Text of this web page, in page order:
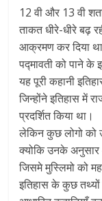
12 वी और 13 वी
ताकत धीरे-धीरे बढ़
आक्रमण कर दिया
पद्मावती को पाने के
यह पूरी कहानी
जिन्होंने इतिहास में
प्रदर्शित किया था।
लेकिन कुछ लोगो को
क्योकि उनके अनुसार
जिसमे मुस्लिमो को
इतिहास के कुछ